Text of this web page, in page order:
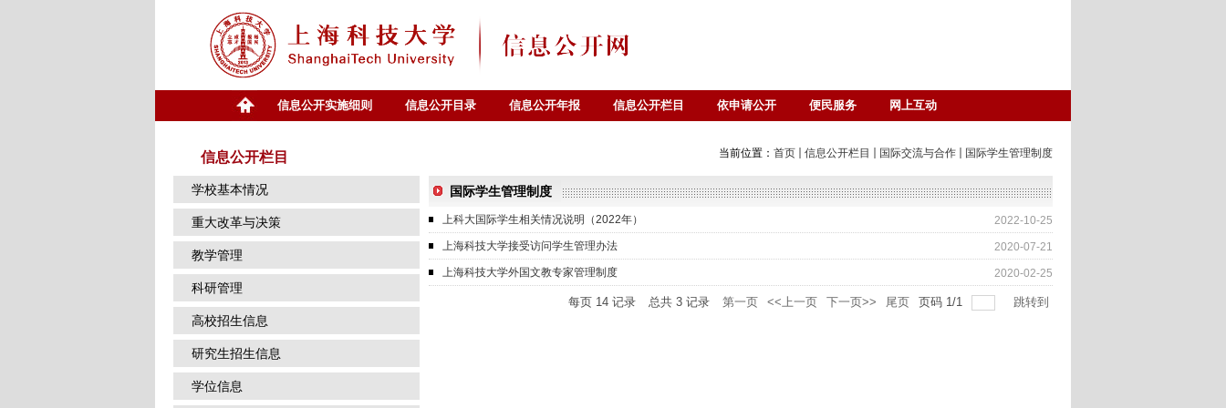
信息公开实施细则 信息公开目录 信息公开年报 信息公开栏目 依申请公开 便民服务 网上互动
信息公开栏目
学校基本情况
重大改革与决策
教学管理
科研管理
高校招生信息
研究生招生信息
学位信息
当前位置： 首页 信息公开栏目 国际交流与合作 国际学生管理制度
国际学生管理制度
上科大国际学生相关情况说明（2022年）
2022-10-25
上海科技大学接受访问学生管理办法
2020-07-21
上海科技大学外国文教专家管理制度
2020-02-25
每页 14 记录 总共 3 记录 第一页 <<上一页 下一页>> 尾页 页码 1/1 跳转到